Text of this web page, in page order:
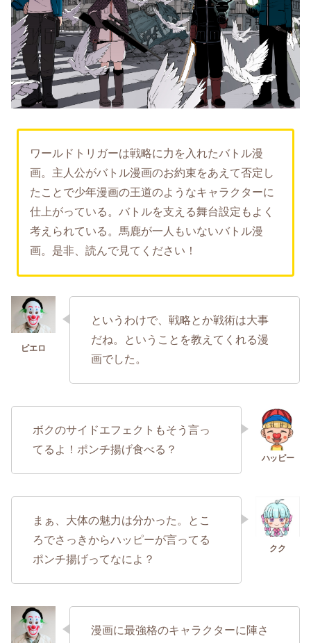
ワールドトリガーは戦略に力を入れたバトル漫
画。主人公がバトル漫画のお約束をあえて否定し
たことで少年漫画の王道のようなキャラクターに
仕上がっている。バトルを支える舞台設定もよく
考えられている。馬鹿が一人もいないバトル漫
画。是非、読んで見てください！
というわけで、戦略とか戦術は大事
だね。ということを教えてくれる漫
画でした。
ボクのサイドエフェクトもそう言っ
てるよ！ポンチ揚げ食べる？
まぁ、大体の魅力は分かった。とこ
ろでさっきからハッピーが言ってる
ポンチ揚げってなによ？
漫画に最強格のキャラクターに陣さ